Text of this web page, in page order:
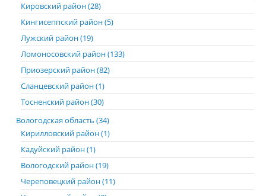
Кировский район (28)
Кингисеппский район (5)
Лужский район (19)
Ломоносовский район (133)
Приозерский район (82)
Сланцевский район (1)
Тосненский район (30)
Вологодская область (34)
Кирилловский район (1)
Кадуйский район (1)
Вологодский район (19)
Череповецкий район (11)